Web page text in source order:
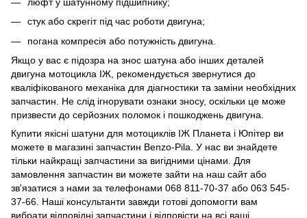
стук або скрегіт під час роботи двигуна;
погана компресія або потужність двигуна.
Якщо у вас є підозра на знос шатуна або інших деталей
двигуна мотоцикла ІЖ, рекомендується звернутися до
кваліфікованого механіка для діагностики та заміни необхідних
запчастин. Не слід ігнорувати ознаки зносу, оскільки це може
призвести до серйозних поломок і пошкоджень двигуна.
Купити якісні шатуни для мотоциклів ІЖ Планета і Юпітер ви
можете в магазині запчастин Benzo-Pila. У нас ви знайдете
тільки найкращі запчастини за вигідними цінами. Для
замовлення запчастин ви можете зайти на наш сайт або
зв'язатися з нами за телефонами 068 811-70-37 або 063 545-
37-66. Наші консультанти завжди готові допомогти вам
вибрати відповідні запчастини і відповісти на всі ваші